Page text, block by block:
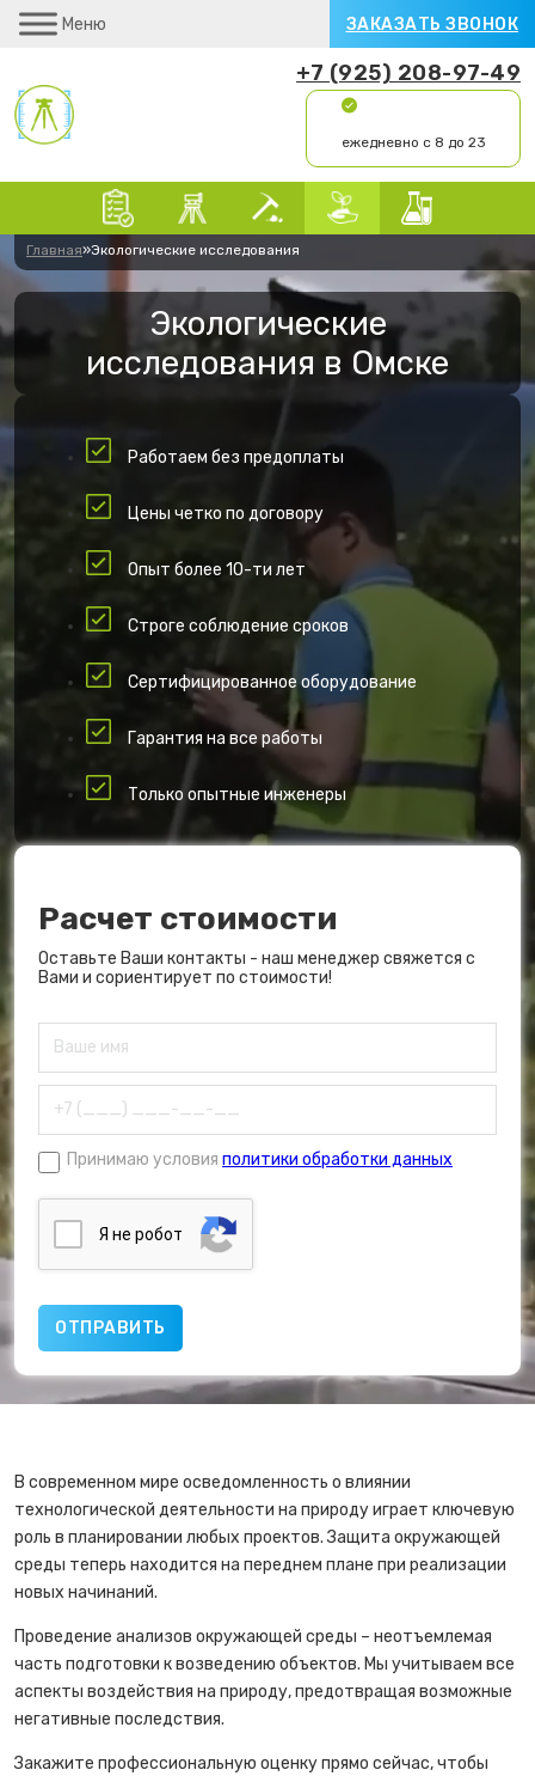
Меню ЗАКАЗАТЬ ЗВОНОК
+7 (925) 208-97-49
ежедневно с 8 до 23
Главная»Экологические исследования
Экологические
исследования в Омске
Работаем без предоплаты
Цены четко по договору
Опыт более 10-ти лет
Строге соблюдение сроков
Сертифицированное оборудование
Гарантия на все работы
Только опытные инженеры
Расчет стоимости
Оставьте Ваши контакты - наш менеджер свяжется с
Вами и сориентирует по стоимости!
Принимаю условия политики обработки данных
Я нe poбoт
В современном мире осведомленность о влиянии
технологической деятельности на природу играет ключевую
роль в планировании любых проектов. Защита окружающей
среды теперь находится на переднем плане при реализации
новых начинаний.
Проведение анализов окружающей среды – неотъемлемая
часть подготовки к возведению объектов. Мы учитываем все
аспекты воздействия на природу, предотвращая возможные
негативные последствия.
Закажите профессиональную оценку прямо сейчас, чтобы